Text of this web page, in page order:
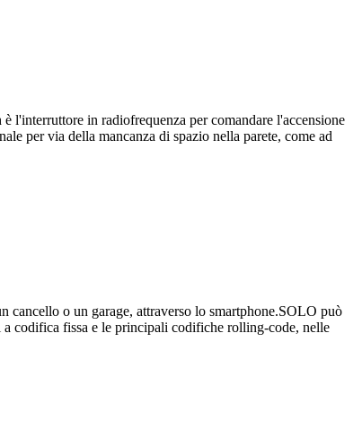
in radiofrequenza per comandare l'accensione
per via della mancanza di spazio nella parete, come ad
o un garage, attraverso lo smartphone.SOLO può
codifica fissa e le principali codifiche rolling-code, nelle